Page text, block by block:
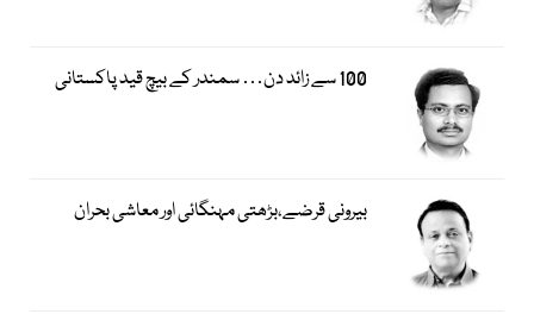
100 سے زائد دن… سمندر کے بیچ قید پاکستانی
بیرونی قرضے،بڑھتی مہنگائی اور معاشی بحران